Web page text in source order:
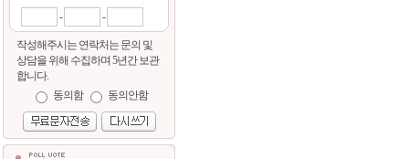
- -
작성해주시는 연락처는 문의 및
상담을 위해 수집하며 5년간 보관
합니다.
동의함
동의안함